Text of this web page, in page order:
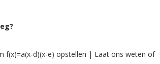
f(x)=a(x-d)(x-e) opstellen | Laat ons weten of